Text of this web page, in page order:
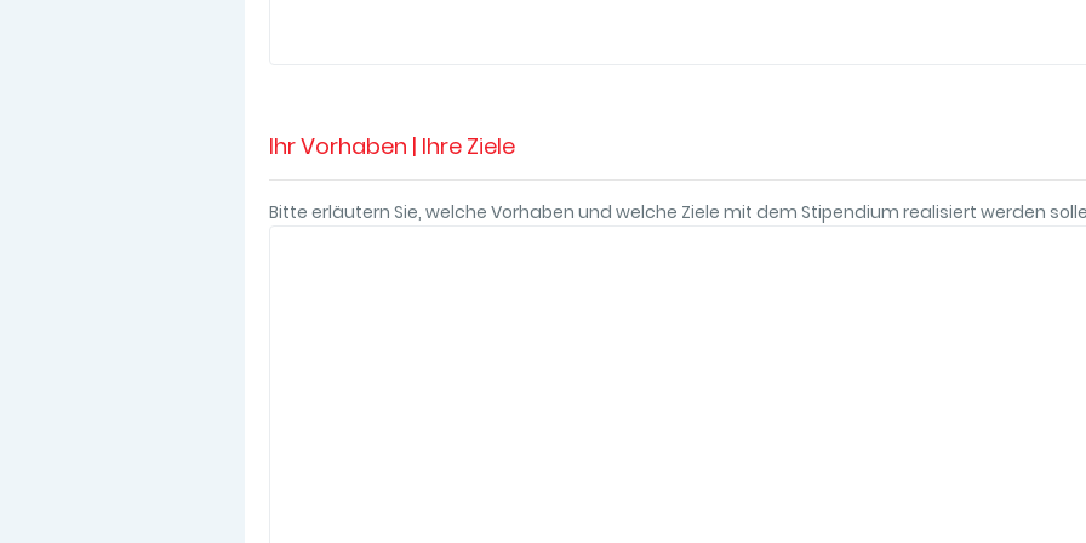
Ihr Vorhaben | Ihre Ziele
Bitte erläutern Sie, welche Vorhaben und welche Ziele mit dem Stipendium realisiert werden